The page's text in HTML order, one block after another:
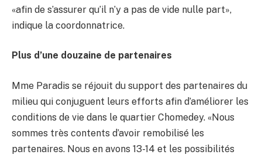
«afin de s’assurer qu’il n’y a pas de vide nulle part»,
indique la coordonnatrice.
Plus d’une douzaine de partenaires
Mme Paradis se réjouit du support des partenaires du
milieu qui conjuguent leurs efforts afin d’améliorer les
conditions de vie dans le quartier Chomedey. «Nous
sommes très contents d’avoir remobilisé les
partenaires. Nous en avons 13-14 et les possibilités